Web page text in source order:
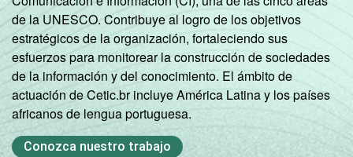
Fundamental
1
completo
86,22
Fundamental
2
incompleto
de la UNESCO. Contribuye al logro de los objetivos
estratégicos de la organización, fortaleciendo sus
esfuerzos para monitorear la construcción de sociedades
de la información y del conocimiento. El ámbito de
actuación de Cetic.br incluye América Latina y los países
africanos de lengua portuguesa.
Conozca nuestro trabajo